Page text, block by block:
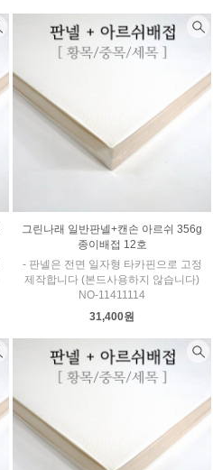
그린나래 일반판넬+캔손 아르쉬 356g
종이배접 12호
- 판넬은 전면 일자형 타카핀으로 고정
제작합니다 (본드사용하지 않습니다)
NO-11411114
31,400원